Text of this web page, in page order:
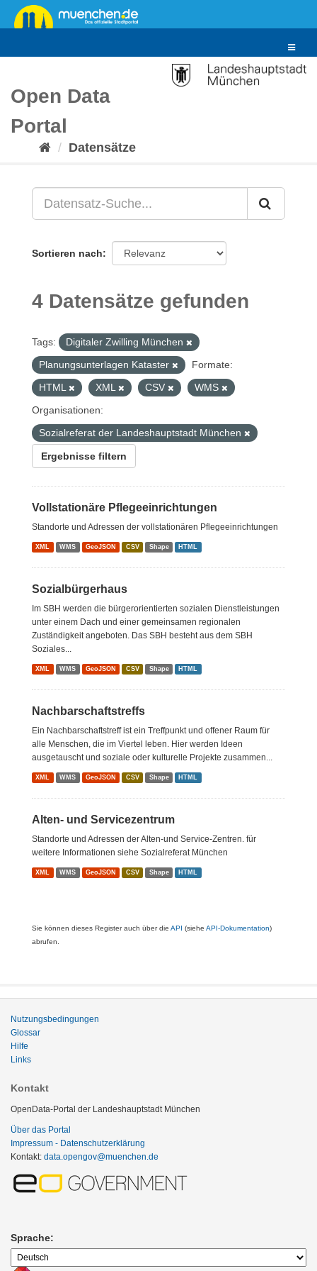
Überspringen
zum
Toggle
Open Data
Portal
Datensätze
Sortieren nach
4 Datensätze gefunden
Tags:
Digitaler Zwilling München
Planungsunterlagen Kataster
Formate:
HTML
XML CSV
WMS
Organisationen:
Sozialreferat der Landeshauptstadt München
Ergebnisse filtern
Vollstationäre Pflegeeinrichtungen
Standorte und Adressen der vollstationären Pflegeeinrichtungen
XML WMS GeoJSON CSV Shape HTML
Sozialbürgerhaus
Im SBH werden die bürgerorientierten sozialen Dienstleistungen
unter einem Dach und einer gemeinsamen regionalen
Zuständigkeit angeboten. Das SBH besteht aus dem SBH
Soziales...
XML WMS GeoJSON CSV Shape HTML
Nachbarschaftstreffs
Ein Nachbarschaftstreff ist ein Treffpunkt und offener Raum für
alle Menschen, die im Viertel leben. Hier werden Ideen
ausgetauscht und soziale oder kulturelle Projekte zusammen...
XML WMS GeoJSON CSV Shape HTML
Alten- und Servicezentrum
Standorte und Adressen der Alten-und Service-Zentren. für
weitere Informationen siehe Sozialreferat München
XML WMS GeoJSON CSV Shape HTML
Sie können dieses Register auch über die API (siehe API-Dokumentation)
abrufen.
Nutzungsbedingungen
Glossar
Hilfe
Links
Kontakt
OpenData-Portal der Landeshauptstadt München
Über das Portal
Impressum - Datenschutzerklärung
Kontakt: data.opengov@muenchen.de
Sprache